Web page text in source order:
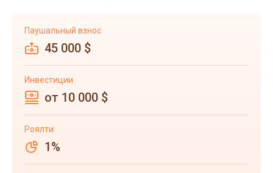
Паушальный взнос
45 000 $
Инвестиции
от 10 000 $
Роялти
1%